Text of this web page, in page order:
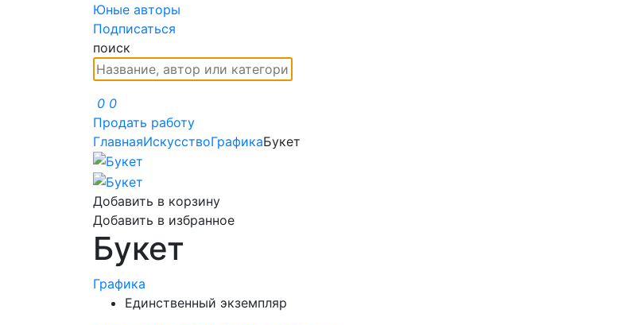
Юные авторы
Подписаться
поиск
0 0
Продать работу
ГлавнаяИскусствоГрафикаБукет
Добавить в корзину
Добавить в избранное
Букет
Графика
Единственный экземпляр